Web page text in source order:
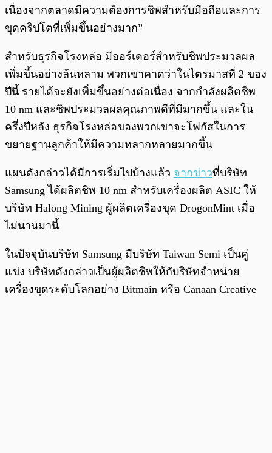
เนื่องจากตลาดมีความต้องการชิพสำหรับมือถือและการ
ขุดคริปโตที่เพิ่มขึ้นอย่างมาก”
สำหรับธุรกิจโรงหล่อ มีออร์เดอร์สำหรับชิพประมวลผล
เพิ่มขึ้นอย่างล้นหลาม พวกเขาคาดว่าในไตรมาสที่ 2 ของ
ปีนี้ รายได้จะยังเพิ่มขึ้นอย่างต่อเนื่อง จากกำลังผลิตชิพ
10 nm และชิพประมวลผลคุณภาพดีที่มีมากขึ้น และใน
ครึ่งปีหลัง ธุรกิจโรงหล่อของพวกเขาจะโฟกัสในการ
ขยายฐานลูกค้าให้มีความหลากหลายมากขึ้น
แผนดังกล่าวได้มีการเริ่มไปบ้างแล้ว จากข่าวที่บริษัท
Samsung ได้ผลิตชิพ 10 nm สำหรับเครื่องผลิต ASIC ให้
บริษัท Halong Mining ผู้ผลิตเครื่องขุด DrogonMint เมื่อ
ไม่นานมานี้
ในปัจจุบันบริษัท Samsung มีบริษัท Taiwan Semi เป็นคู่
แข่ง บริษัทดังกล่าวเป็นผู้ผลิตชิพให้กับริษัทจำหน่าย
เครื่องขุดระดับโลกอย่าง Bitmain หรือ Canaan Creative